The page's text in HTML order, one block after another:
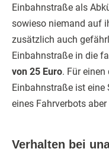
Einbahnstraße als
sowieso niemand auf
zusätzlich auch
Einbahnstraße in die
von 25 Euro. Für
Einbahnstraße ist
eines Fahrverbots
Verhalten bei